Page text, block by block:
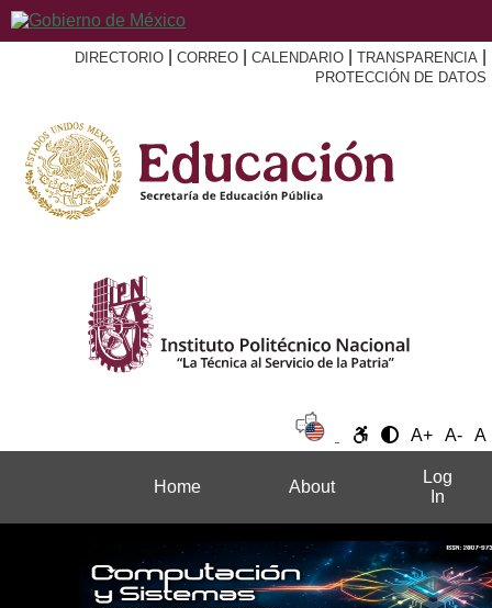
DIRECTORIO CORREO CALENDARIO TRANSPARENCIA
PROTECCIÓN DE DATOS
A+ A- A
Home About
Log
In